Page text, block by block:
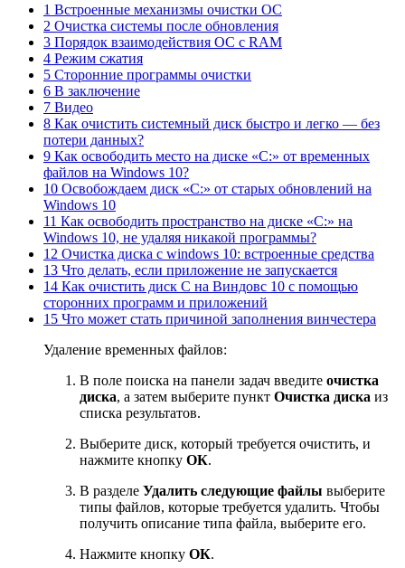
1 Встроенные механизмы очистки ОС
2 Очистка системы после обновления
3 Порядок взаимодействия ОС с RAM
4 Режим сжатия
5 Сторонние программы очистки
6 В заключение
7 Видео
8 Как очистить системный диск быстро и легко — без
потери данных?
9 Как освободить место на диске «С:» от временных
файлов на Windows 10?
10 Освобождаем диск «С:» от старых обновлений на
Windows 10
11 Как освободить пространство на диске «С:» на
Windows 10, не удаляя никакой программы?
12 Очистка диска с windows 10: встроенные средства
13 Что делать, если приложение не запускается
14 Как очистить диск С на Виндовс 10 с помощью
сторонних программ и приложений
15 Что может стать причиной заполнения винчестера
Удаление временных файлов:
В поле поиска на панели задач введите очистка
диска, а затем выберите пункт Очистка диска из
списка результатов.
Выберите диск, который требуется очистить, и
нажмите кнопку ОК.
В разделе Удалить следующие файлы выберите
типы файлов, которые требуется удалить. Чтобы
получить описание типа файла, выберите его.
Нажмите кнопку ОК.